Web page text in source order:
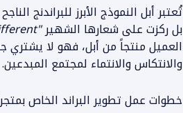
تُعتبر أبل النموذج الأبرز للبراندنج
بل ركزت على شعارها الشهير"Think Different"
العميل منتجاً من أبل، فهو لا يشتري
والانتكاس والانتماء لمجتمع المبدعين.
خطوات عمل تطوير البراند الخاص بمتجرك